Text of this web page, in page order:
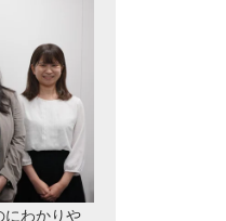
にわかりや